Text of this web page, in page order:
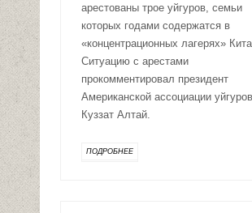
арестованы трое уйгуров, семьи
которых годами содержатся в
«концентрационных лагерях»
Ситуацию с арестами
прокомментировал президент
Американской ассоциации уйгуров
Куззат Алтай.
ПОДРОБНЕЕ